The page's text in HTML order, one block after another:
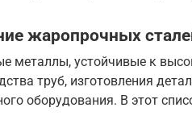
жаропрочных
металлы, устойчивые к
труб, изготовления
оборудования. В этот